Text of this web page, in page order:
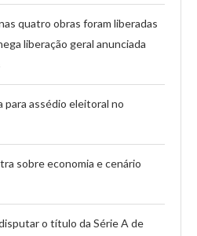
quatro obras foram liberadas
liberação geral anunciada
para assédio eleitoral no
sobre economia e cenário
o título da Série A de